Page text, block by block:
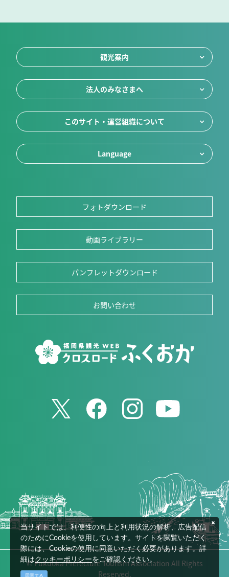
観光案内
法人のみなさまへ
このサイト・運営組織について
Language
フォトダウンロード
動画ライブラリー
パンフレットダウンロード
お問い合わせ
© Fukuoka Prefecture Tourism Association All Rights
Reserved.
当サイトでは、利便性の向上と利用状況の解析、広告配信
のためにCookieを使用しています。サイトを閲覧いただく
際には、Cookieの使用に同意いただく必要があります。詳
細はクッキーポリシーをご確認ください。